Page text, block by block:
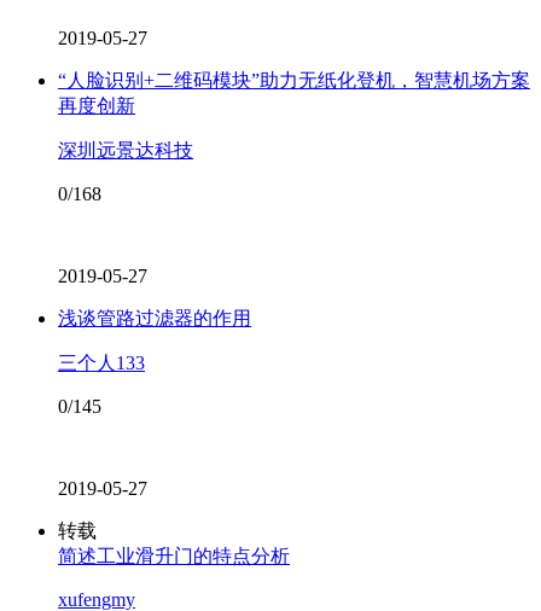
2019-05-27
“人脸识别+二维码模块”助力无纸化登机，智慧机场方案
再度创新
深圳远景达科技
0/168
2019-05-27
浅谈管路过滤器的作用
三个人133
0/145
2019-05-27
转载
简述工业滑升门的特点分析
xufengmy